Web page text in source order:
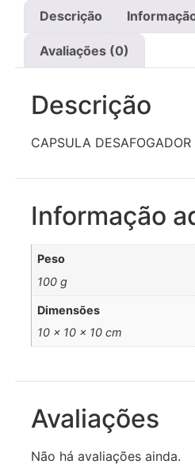
Descrição
Avaliações (0)
Descrição
CAPSULA
Informação
Peso
100 g
Dimensões
10 × 10 × 10 cm
Avaliações
Não há avaliações ainda.